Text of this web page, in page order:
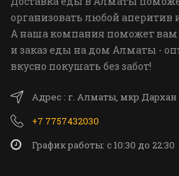
организовать любой аперитив
А наша компания поможет вам
и заказ еды на дом Алматы -
вкусно покушать без забот!
Адрес : г. Алматы, мкр Дархан
+7 7757432030
График работы: c 10:30 до 22:30